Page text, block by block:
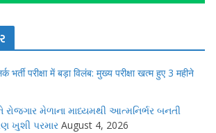
भर्ती परीक्षा में बड़ा विलंब: मुख्य परीक्षा खत्म हुए 3 महीने
મેળાના માધ્યમથી આત્મનિર્ભર બનતી
ખુશી પરમાર August 4, 2026